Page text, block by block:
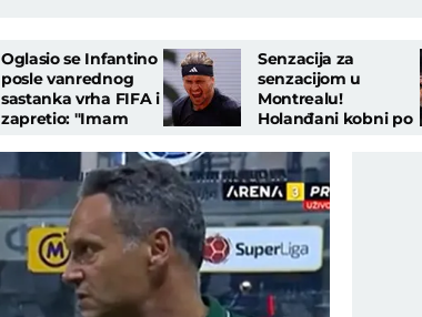
Oglasio se Infantino
posle vanrednog
sastanka vrha FIFA i
zapretio: "Imam
tolerisati napade!"
Senzacija za
senzacijom u
Montrealu!
Holanđani kobni po
Zverev i Medvedev!